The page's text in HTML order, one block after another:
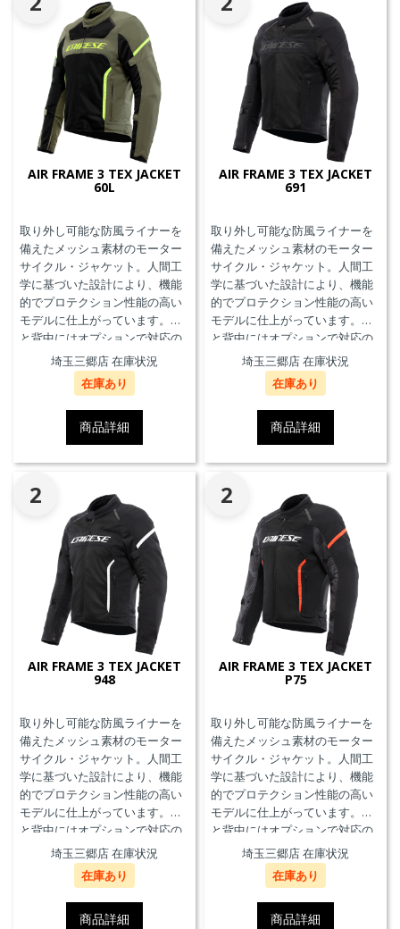
AIR FRAME 3 TEX JACKET
60L
取り外し可能な防風ライナーを
備えたメッシュ素材のモーター
サイクル・ジャケット。人間工
学に基づいた設計により、機能
的でプロテクション性能の高い
モデルに仕上がっています。胸
と背中にはオプションで対応の
プロテクターを装着することが
できます。また、防水の内ポケ
ット、EN17092クラスA認証、パ
ンツと接続可能なファスナーを
備えています。
埼玉三郷店 在庫状況
在庫あり
商品詳細
AIR FRAME 3 TEX JACKET
691
取り外し可能な防風ライナーを
備えたメッシュ素材のモーター
サイクル・ジャケット。人間工
学に基づいた設計により、機能
的でプロテクション性能の高い
モデルに仕上がっています。胸
と背中にはオプションで対応の
プロテクターを装着することが
できます。また、防水の内ポケ
ット、EN17092クラスA認証、パ
ンツと接続可能なファスナーを
備えています。
埼玉三郷店 在庫状況
在庫あり
商品詳細
2
AIR FRAME 3 TEX JACKET
948
取り外し可能な防風ライナーを
備えたメッシュ素材のモーター
サイクル・ジャケット。人間工
学に基づいた設計により、機能
的でプロテクション性能の高い
モデルに仕上がっています。胸
と背中にはオプションで対応の
プロテクターを装着することが
できます。また、防水の内ポケ
ット、EN17092クラスA認証、パ
ンツと接続可能なファスナーを
備えています。
埼玉三郷店 在庫状況
在庫あり
商品詳細
2
AIR FRAME 3 TEX JACKET
P75
取り外し可能な防風ライナーを
備えたメッシュ素材のモーター
サイクル・ジャケット。人間工
学に基づいた設計により、機能
的でプロテクション性能の高い
モデルに仕上がっています。胸
と背中にはオプションで対応の
プロテクターを装着することが
できます。また、防水の内ポケ
ット、EN17092クラスA認証、パ
ンツと接続可能なファスナーを
備えています。
埼玉三郷店 在庫状況
在庫あり
商品詳細